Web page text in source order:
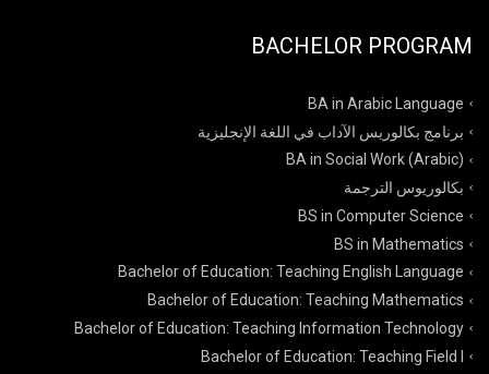
BACHELOR PROGRAM
BA in Arabic Language
برنامج بكالوريس الآداب في اللغة الإنجليزية
BA in Social Work (Arabic)
بكالوريوس الترجمة
BS in Computer Science
BS in Mathematics
Bachelor of Education: Teaching English Language
Bachelor of Education: Teaching Mathematics
Bachelor of Education: Teaching Information Technology
Bachelor of Education: Teaching Field I